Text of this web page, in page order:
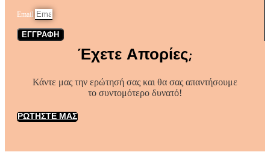
Email
ΕΓΓΡΑΦΗ
Έχετε Απορίες;
Κάντε μας την ερώτησή σας και θα σας απαντήσουμε
το συντομότερο δυνατό!
ΡΩΤΗΣΤΕ ΜΑΣ